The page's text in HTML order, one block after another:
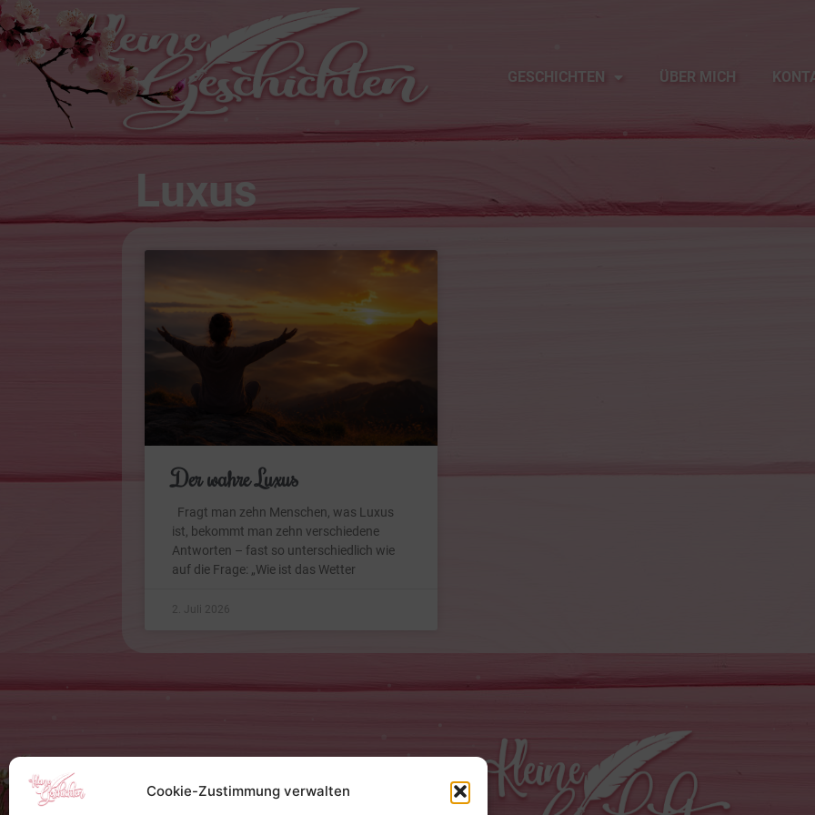
Cookie-Zustimmung verwalten
GESCHICHTEN ÜBER MICH
Luxus
Der wahre Luxus
Fragt man zehn Menschen, was Luxus
ist, bekommt man zehn verschiedene
Antworten – fast so unterschiedlich wie
auf die Frage: „Wie ist das Wetter
2. Juli 2026